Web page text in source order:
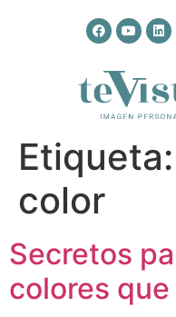
Etiqueta:
color
Secretos
colores